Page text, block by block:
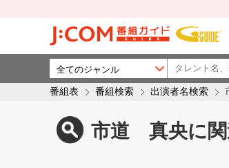
番組表 番組検索 出演者名検索
市道 真央に関